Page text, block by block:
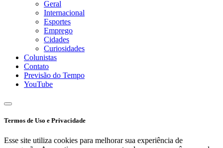
Geral
Internacional
Esportes
Emprego
Cidades
Curiosidades
Colunistas
Contato
Previsão do Tempo
YouTube
Termos de Uso e Privacidade
Esse site utiliza cookies para melhorar sua experiência de